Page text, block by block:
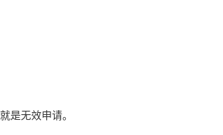
是无效申请。